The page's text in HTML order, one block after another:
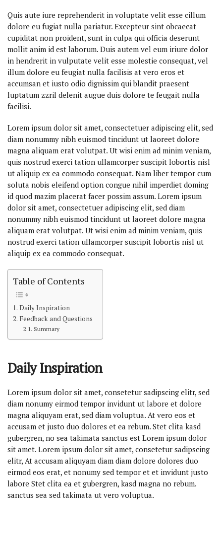
Quis aute iure reprehenderit in voluptate velit esse cillum
dolore eu fugiat nulla pariatur. Excepteur sint obcaecat
cupiditat non proident, sunt in culpa qui officia deserunt
mollit anim id est laborum. Duis autem vel eum iriure dolor
in hendrerit in vulputate velit esse molestie consequat, vel
illum dolore eu feugiat nulla facilisis at vero eros et
accumsan et iusto odio dignissim qui blandit praesent
luptatum zzril delenit augue duis dolore te feugait nulla
facilisi.
Lorem ipsum dolor sit amet, consectetuer adipiscing elit, sed
diam nonummy nibh euismod tincidunt ut laoreet dolore
magna aliquam erat volutpat. Ut wisi enim ad minim veniam,
quis nostrud exerci tation ullamcorper suscipit lobortis nisl
ut aliquip ex ea commodo consequat. Nam liber tempor cum
soluta nobis eleifend option congue nihil imperdiet doming
id quod mazim placerat facer possim assum. Lorem ipsum
dolor sit amet, consectetuer adipiscing elit, sed diam
nonummy nibh euismod tincidunt ut laoreet dolore magna
aliquam erat volutpat. Ut wisi enim ad minim veniam, quis
nostrud exerci tation ullamcorper suscipit lobortis nisl ut
aliquip ex ea commodo consequat.
Table of Contents
Daily Inspiration
Feedback and Questions
Summary
Daily Inspiration
Lorem ipsum dolor sit amet, consetetur sadipscing elitr, sed
diam nonumy eirmod tempor invidunt ut labore et dolore
magna aliquyam erat, sed diam voluptua. At vero eos et
accusam et justo duo dolores et ea rebum. Stet clita kasd
gubergren, no sea takimata sanctus est Lorem ipsum dolor
sit amet. Lorem ipsum dolor sit amet, consetetur sadipscing
elitr, At accusam aliquyam diam diam dolore dolores duo
eirmod eos erat, et nonumy sed tempor et et invidunt justo
labore Stet clita ea et gubergren, kasd magna no rebum.
sanctus sea sed takimata ut vero voluptua.